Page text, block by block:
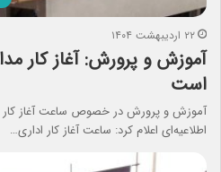
۲۲ اردیبهشت ۱۴۰۴
است
آموزش و پرورش در خصوص ساعت آغاز کار
اطلاعیه‌ای اعلام کرد: ساعت آغاز کار اداری…